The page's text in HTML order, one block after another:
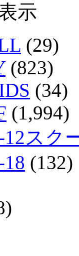
示
(29)
(823)
(34)
(1,994)
スク
(132)